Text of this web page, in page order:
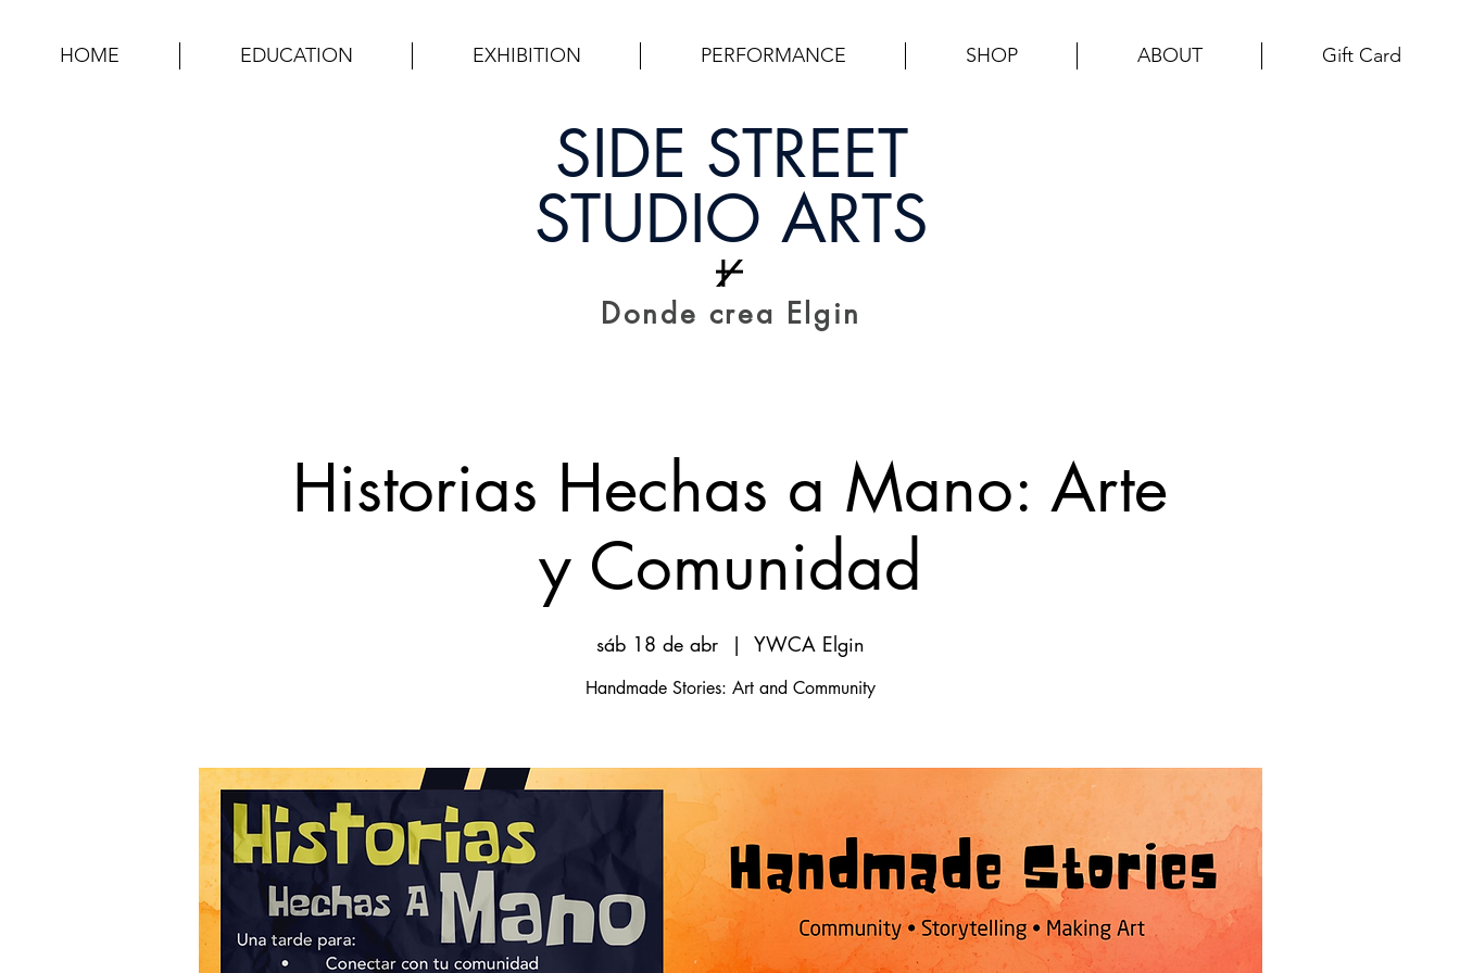
HOME EDUCATION EXHIBITION PERFORMANCE SHOP ABOUT Gift Card
SIDE STREET
STUDIO ARTS
Donde crea Elgin
Historias Hechas a Mano: Arte
y Comunidad
sáb 18 de abr
  |
YWCA Elgin
Handmade Stories: Art and Community